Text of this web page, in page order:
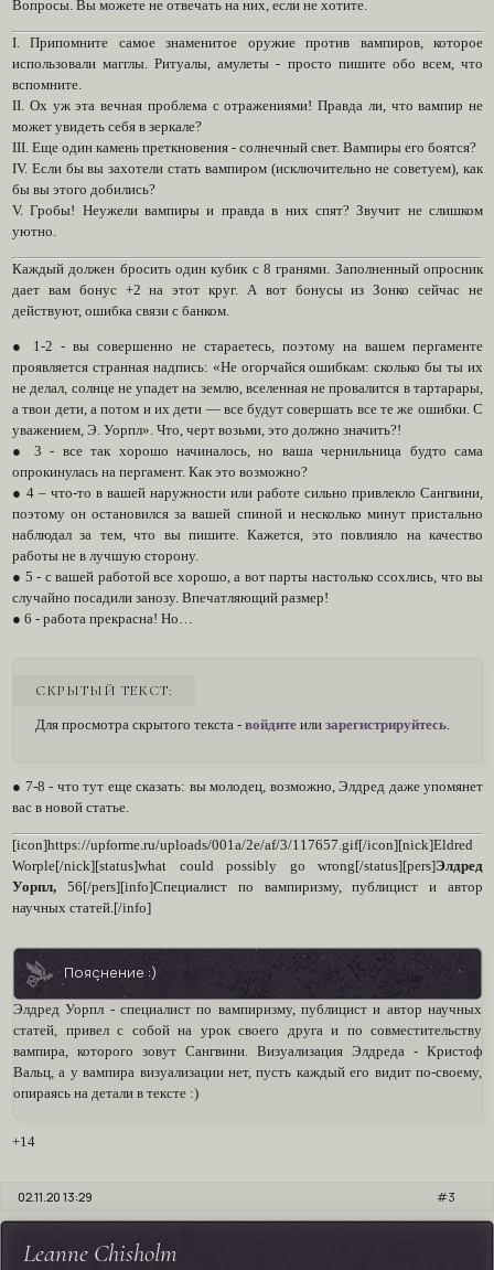
Вопросы. Вы можете не отвечать на них, если не хотите.
I. Припомните самое знаменитое оружие против вампиров, которое
использовали магглы. Ритуалы, амулеты - просто пишите обо всем, что
вспомните.
II. Ох уж эта вечная проблема с отражениями! Правда ли, что вампир не
может увидеть себя в зеркале?
III. Еще один камень преткновения - солнечный свет. Вампиры его боятся?
IV. Если бы вы захотели стать вампиром (исключительно не советуем), как
бы вы этого добились?
V. Гробы! Неужели вампиры и правда в них спят? Звучит не слишком
уютно.
Каждый должен бросить один кубик с 8 гранями. Заполненный опросник
дает вам бонус +2 на этот круг. А вот бонусы из Зонко сейчас не
действуют, ошибка связи с банком.
● 1-2 - вы совершенно не стараетесь, поэтому на вашем пергаменте
проявляется странная надпись: «Не огорчайся ошибкам: сколько бы ты их
не делал, солнце не упадет на землю, вселенная не провалится в тартарары,
а твои дети, а потом и их дети — все будут совершать все те же ошибки. С
уважением, Э. Уорпл». Что, черт возьми, это должно значить?!
● 3 - все так хорошо начиналось, но ваша чернильница будто сама
опрокинулась на пергамент. Как это возможно?
● 4 – что-то в вашей наружности или работе сильно привлекло Сангвини,
поэтому он остановился за вашей спиной и несколько минут пристально
наблюдал за тем, что вы пишите. Кажется, это повлияло на качество
работы не в лучшую сторону.
● 5 - с вашей работой все хорошо, а вот парты настолько ссохлись, что вы
случайно посадили занозу. Впечатляющий размер!
● 6 - работа прекрасна! Но…
СКРЫТЫЙ ТЕКСТ:
Для просмотра скрытого текста - войдите или зарегистрируйтесь.
● 7-8 - что тут еще сказать: вы молодец, возможно, Элдред даже упомянет
вас в новой статье.
[icon]https://upforme.ru/uploads/001a/2e/af/3/117657.gif[/icon][nick]Eldred
Worple[/nick][status]what could possibly go wrong[/status][pers]Элдред
Уорпл, 56[/pers][info]Специалист по вампиризму, публицист и автор
научных статей.[/info]
Пояснение :)
Элдред Уорпл - специалист по вампиризму, публицист и автор научных
статей, привел с собой на урок своего друга и по совместительству
вампира, которого зовут Сангвини. Визуализация Элдреда - Кристоф
Вальц, а у вампира визуализации нет, пусть каждый его видит по-своему,
опираясь на детали в тексте :)
+14
3
02.11.20 13:29
Leanne Chisholm